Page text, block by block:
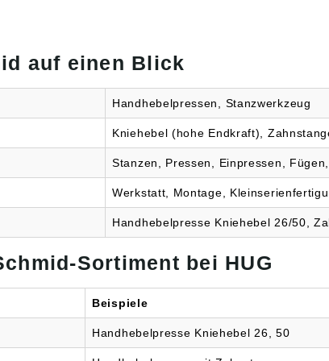
auf einen Blick
Handhebelpressen, Stanzwerkzeug
Kniehebel (hohe Endkraft),
Stanzen, Pressen, Einpressen,
Werkstatt, Montage,
Handhebelpresse Kniehebel 26/50,
Sortiment bei HUG
Beispiele
Handhebelpresse Kniehebel 26, 50